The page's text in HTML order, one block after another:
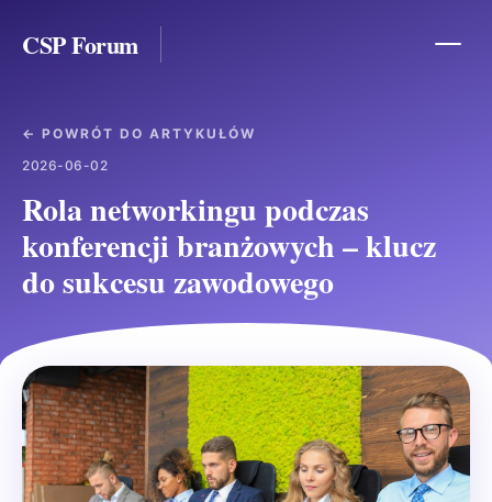
CSP Forum
← POWRÓT DO ARTYKUŁÓW
2026-06-02
Rola networkingu podczas
konferencji branżowych – klucz
do sukcesu zawodowego